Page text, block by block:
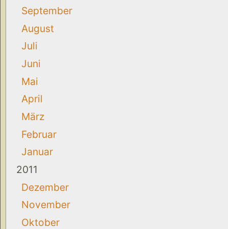
September
August
Juli
Juni
Mai
April
März
Februar
Januar
2011
Dezember
November
Oktober